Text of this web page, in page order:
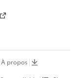
À propos